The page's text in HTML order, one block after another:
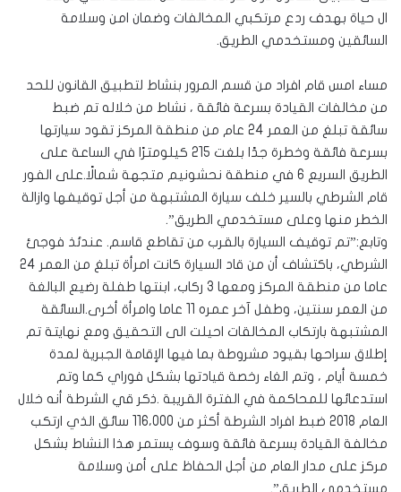
ال حياة بهدف ردع مرتكبي المخالفات وضمان امن وسلامة
السائقين ومستخدمي الطريق.
مساء امس قام افراد من قسم المرور بنشاط لتطبيق القانون للحد
من مخالفات القيادة بسرعة فائقة ، نشاط من خلاله تم ضبط
سائقة تبلغ من العمر 24 عام من منطقة المركز تقود سيارتها
بسرعة فائقة وخطرة جدًا بلغت 215 كيلومترًا في الساعة على
الطريق السريع 6 في منطقة نحشونيم متجهة شمالًا.على الفور
قام الشرطي بالسير خلف سيارة المشتبهة من أجل توقيفها وازالة
الخطر منها وعلى مستخدمي الطريق”.
وتابع:”تم توقيف السيارة بالقرب من تقاطع قاسم. عندئذ فوجئ
الشرطي، باكتشاف أن من قاد السيارة كانت امرأة تبلغ من العمر 24
عاما من منطقة المركز ومعها 3 ركاب، ابنتها طفلة رضيع البالغة
من العمر سنتين، وطفل آخر عمره 11 عاما وامرأة أخرى.السائقة
المشتبهة بارتكاب المخالقات احيلت الى التحقيق ومع نهايتة تم
إطلاق سراحها بقيود مشروطة بما فيها الإقامة الجبرية لمدة
خمسة أيام ، وتم الغاء رخصة قيادتها بشكل فوراي كما وتم
استدعائها للمحاكمة في الفترة القريبة .ذكر قي الشرطة أنه خلال
العام 2018 ضبط افراد الشرطة أكثر من 116،000 سائق الذي ارتكب
مخالفة القيادة بسرعة فائقة وسوف يستمر هذا النشاط بشكل
مركز على مدار العام من أجل الحفاظ على أمن وسلامة
مستخدمي الطريق”.